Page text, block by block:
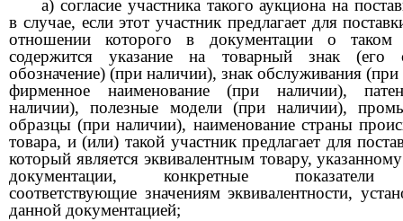
а) согласие участника такого аукциона на
в случае, если этот участник предлагает для
отношении которого в документации о таком
содержится указание на товарный знак (его
обозначение) (при наличии), знак обслуживания
фирменное наименование (при наличии),
наличии), полезные модели (при наличии),
образцы (при наличии), наименование страны
товара, и (или) такой участник предлагает для
который является эквивалентным товару,
документации, конкретные показатели
соответствующие значениям эквивалентности,
данной документацией;